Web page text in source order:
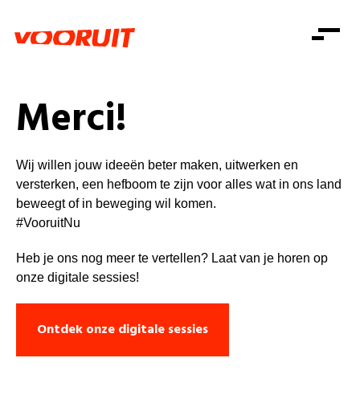
Gelijke kansen
Welzijn
Pensioenen
Standpunten
Vacatures
Doe mee
Word lid
Zoeken
Login
Login
Doe mee
Merci!
Wij willen jouw ideeën beter maken, uitwerken en
versterken, een hefboom te zijn voor alles wat in ons land
beweegt of in beweging wil komen.
#VooruitNu
Heb je ons nog meer te vertellen? Laat van je horen op
onze digitale sessies!
Ontdek onze digitale sessies